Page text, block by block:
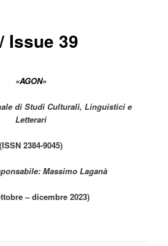
Issue 39
«AGON»
di Studi Culturali, Linguistici e
Letterari
(ISSN 2384-9045)
Massimo Laganà
– dicembre 2023)